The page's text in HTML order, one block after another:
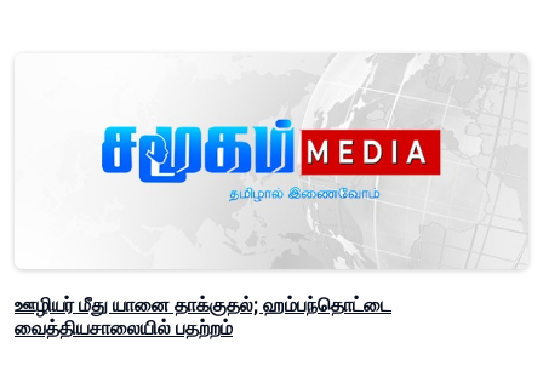
ஊழியர் மீது யானை தாக்குதல்; ஹம்பந்தொட்டை
வைத்தியசாலையில் பதற்றம்